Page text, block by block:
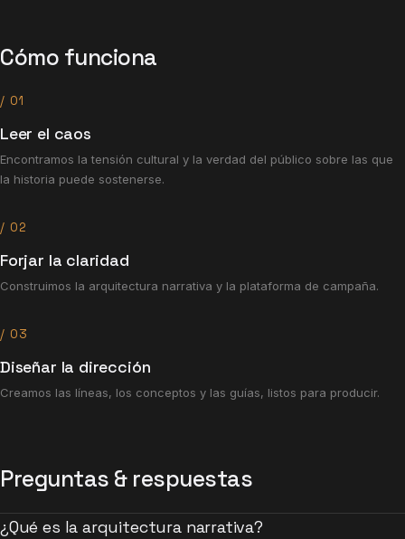
Cómo funciona
/ 01
Leer el caos
Encontramos la tensión cultural y la verdad del público sobre las que
la historia puede sostenerse.
/ 02
Forjar la claridad
Construimos la arquitectura narrativa y la plataforma de campaña.
/ 03
Diseñar la dirección
Creamos las líneas, los conceptos y las guías, listos para producir.
Preguntas & respuestas
¿Qué es la arquitectura narrativa?